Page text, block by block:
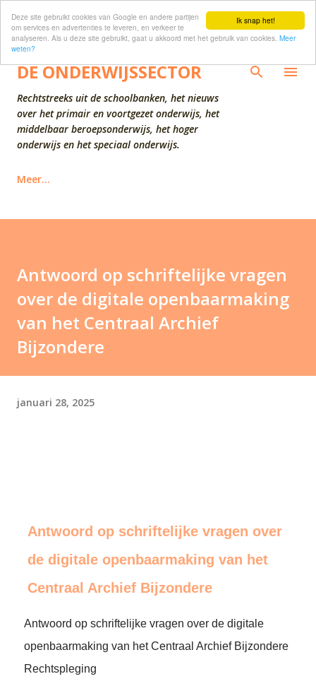
Ik snap het!
Deze site gebruikt cookies van Google en andere partijen
om services en advertenties te leveren, en verkeer te
analyseren. Als u deze site gebruikt, gaat u akkoord met het gebruik van cookies. Meer
weten?
Doorgaan naar hoofdcontent
DE ONDERWIJSSECTOR
Rechtstreeks uit de schoolbanken, het nieuws
over het primair en voortgezet onderwijs, het
middelbaar beroepsonderwijs, het hoger
onderwijs en het speciaal onderwijs.
Meer…
Antwoord op schriftelijke vragen
over de digitale openbaarmaking
van het Centraal Archief
Bijzondere
januari 28, 2025
Antwoord op schriftelijke vragen over
de digitale openbaarmaking van het
Centraal Archief Bijzondere
Antwoord op schriftelijke vragen over de digitale
openbaarmaking van het Centraal Archief Bijzondere
Rechtspleging